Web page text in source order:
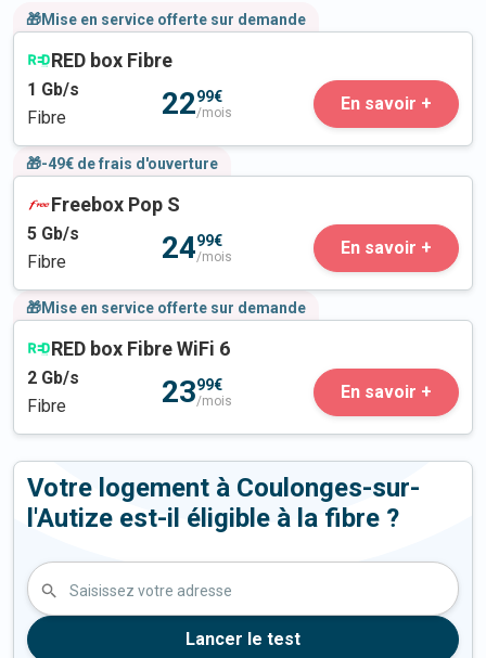
🎁Mise en service offerte sur demande
RED box Fibre
1 Gb/s
Fibre
2299€
/mois En savoir +
🎁-49€ de frais d'ouverture
Freebox Pop S
5 Gb/s
Fibre
2499€
/mois En savoir +
🎁Mise en service offerte sur demande
RED box Fibre WiFi 6
2 Gb/s
Fibre
2399€
/mois En savoir +
Votre logement à Coulonges-sur-
l'Autize est-il éligible à la fibre ?
Saisissez votre adresse
Lancer le test